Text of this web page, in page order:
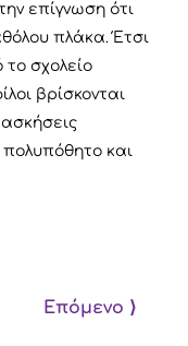
επίγνωση ότι
πλάκα. Έτσι
σχολείο
βρίσκονται
ασκήσεις
πολυπόθητο και
Επόμενο ⟩